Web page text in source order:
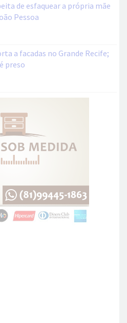
de esfaquear a própria mãe
Pessoa
a facadas no Grande Recife;
preso